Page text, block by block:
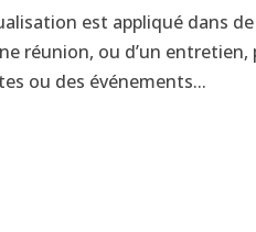
est appliqué dans
réunion, ou d’un
ou des événements...